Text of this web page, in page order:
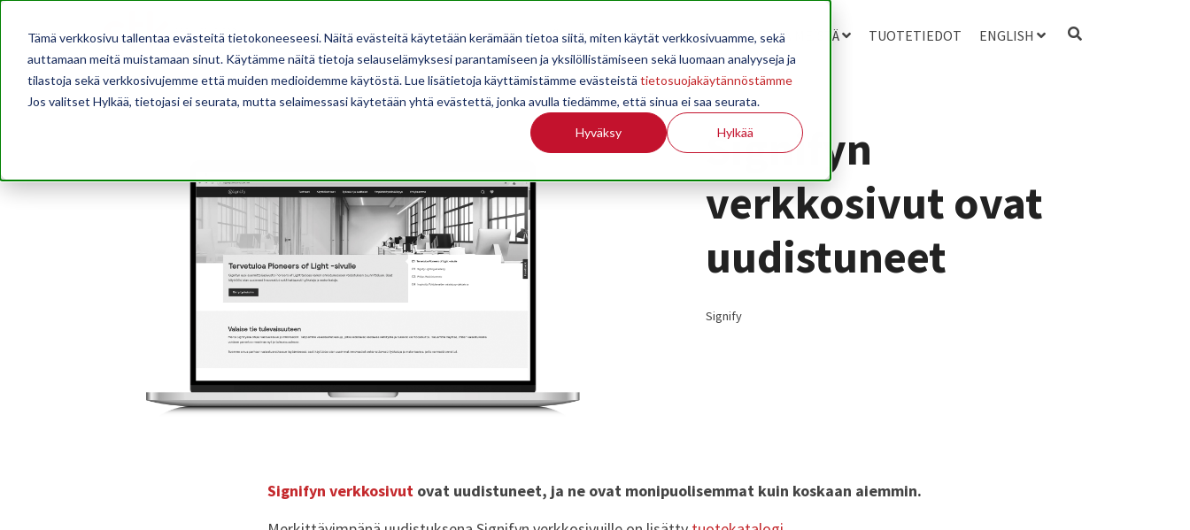
Tämä verkkosivu tallentaa evästeitä tietokoneeseesi. Näitä evästeitä käytetään kerämään tietoa siitä, miten käytät verkkosivuamme, sekä
auttamaan meitä muistamaan sinut. Käytämme näitä tietoja selauselämyksesi parantamiseen ja yksilöllistämiseen sekä luomaan analyyseja ja
tilastoja sekä verkkosivujemme että muiden medioidemme käytöstä. Lue lisätietoja käyttämistämme evästeistä tietosuojakäytännöstämme
Jos valitset Hylkää, tietojasi ei seurata, mutta selaimessasi käytetään yhtä evästettä, jonka avulla tiedämme, että sinua ei saa seurata.
Hyväksy Hylkää
AJANKOHTAISTA OPPILAITOKSILLE JÄSENYYS TILASTOINTI TIETOA MEISTÄ TUOTETIEDOT ENGLISH
Signifyn
verkkosivut ovat
uudistuneet
Signify
Signifyn verkkosivut ovat uudistuneet, ja ne ovat monipuolisemmat kuin koskaan aiemmin.